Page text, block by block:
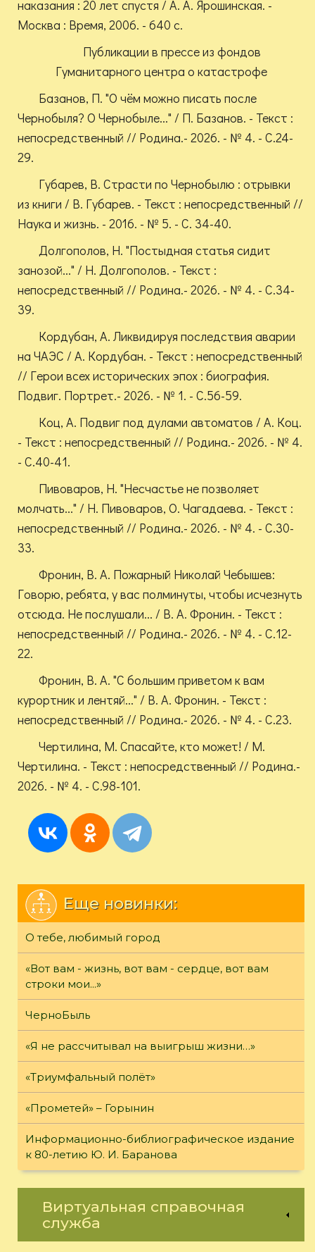
наказания : 20 лет спустя / А. А. Ярошинская. -
Москва : Время, 2006. - 640 с.
Публикации в прессе из фондов
Гуманитарного центра о катастрофе
Базанов, П. "О чём можно писать после
Чернобыля? О Чернобыле..." / П. Базанов. - Текст :
непосредственный // Родина.- 2026. - № 4. - С.24-
29.
Губарев, В. Страсти по Чернобылю : отрывки
из книги / В. Губарев. - Текст : непосредственный //
Наука и жизнь. - 2016. - № 5. - С. 34-40.
Долгополов, Н. "Постыдная статья сидит
занозой..." / Н. Долгополов. - Текст :
непосредственный // Родина.- 2026. - № 4. - С.34-
39.
Кордубан, А. Ликвидируя последствия аварии
на ЧАЭС / А. Кордубан. - Текст : непосредственный
// Герои всех исторических эпох : биография.
Подвиг. Портрет.- 2026. - № 1. - С.56-59.
Коц, А. Подвиг под дулами автоматов / А. Коц.
- Текст : непосредственный // Родина.- 2026. - № 4.
- С.40-41.
Пивоваров, Н. "Несчастье не позволяет
молчать..." / Н. Пивоваров, О. Чагадаева. - Текст :
непосредственный // Родина.- 2026. - № 4. - С.30-
33.
Фронин, В. А. Пожарный Николай Чебышев:
Говорю, ребята, у вас полминуты, чтобы исчезнуть
отсюда. Не послушали... / В. А. Фронин. - Текст :
непосредственный // Родина.- 2026. - № 4. - С.12-
22.
Фронин, В. А. "С большим приветом к вам
курортник и лентяй..." / В. А. Фронин. - Текст :
непосредственный // Родина.- 2026. - № 4. - С.23.
Чертилина, М. Спасайте, кто может! / М.
Чертилина. - Текст : непосредственный // Родина.-
2026. - № 4. - С.98-101.
Еще новинки:
О тебе, любимый город
«Вот вам - жизнь, вот вам - сердце, вот вам
строки мои...»
ЧерноБыль
«Я не рассчитывал на выигрыш жизни…»
«Триумфальный полёт»
«Прометей» – Горынин
Информационно-библиографическое издание
к 80-летию Ю. И. Баранова
Виртуальная справочная
служба